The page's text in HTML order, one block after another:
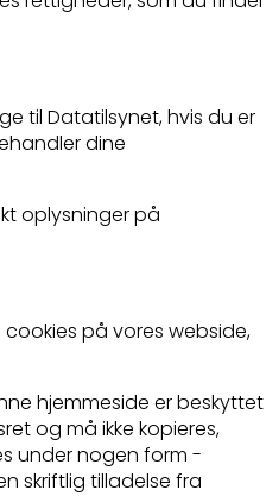
til Datatilsynet, hvis du er
dine
oplysninger på
på vores webside,
hjemmeside er beskyttet
og må ikke kopieres,
under nogen form -
skriftlig tilladelse fra